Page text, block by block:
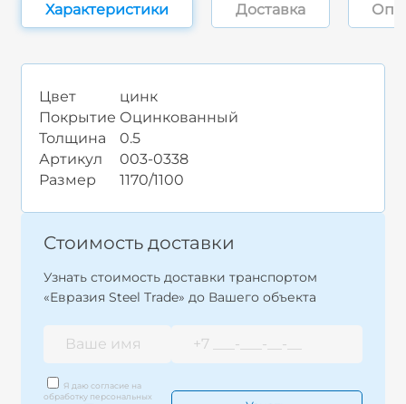
Характеристики Доставка
Цвет
цинк
Покрытие Оцинкованный
Толщина
0.5
Артикул
003-0338
Размер
1170/1100
Стоимость доставки
Узнать стоимость доставки транспортом
«Евразия Steel Trade» до Вашего объекта
Я даю согласие на
обработку персональных